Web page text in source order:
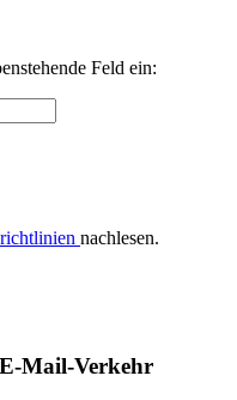
Feld ein:
nachlesen.
Mail-Verkehr